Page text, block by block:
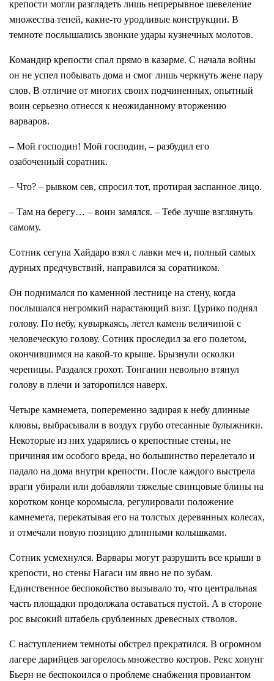
крепости могли разглядеть лишь непрерывное шевеление
множества теней, какие-то уродливые конструкции. В
темноте послышались звонкие удары кузнечных молотов.
Командир крепости спал прямо в казарме. С начала войны
он не успел побывать дома и смог лишь черкнуть жене пару
слов. В отличие от многих своих подчиненных, опытный
воин серьезно отнесся к неожиданному вторжению
варваров.
– Мой господин! Мой господин, – разбудил его
озабоченный соратник.
– Что? – рывком сев, спросил тот, протирая заспанное лицо.
– Там на берегу… – воин замялся. – Тебе лучше взглянуть
самому.
Сотник сегуна Хайдаро взял с лавки меч и, полный самых
дурных предчувствий, направился за соратником.
Он поднимался по каменной лестнице на стену, когда
послышался негромкий нарастающий визг. Цурико поднял
голову. По небу, кувыркаясь, летел камень величиной с
человеческую голову. Сотник проследил за его полетом,
окончившимся на какой-то крыше. Брызнули осколки
черепицы. Раздался грохот. Тонганин невольно втянул
голову в плечи и заторопился наверх.
Четыре камнемета, попеременно задирая к небу длинные
клювы, выбрасывали в воздух грубо отесанные булыжники.
Некоторые из них ударялись о крепостные стены, не
причиняя им особого вреда, но большинство перелетало и
падало на дома внутри крепости. После каждого выстрела
враги убирали или добавляли тяжелые свинцовые блины на
коротком конце коромысла, регулировали положение
камнемета, перекатывая его на толстых деревянных колесах,
и отмечали новую позицию длинными колышками.
Сотник усмехнулся. Варвары могут разрушить все крыши в
крепости, но стены Нагаси им явно не по зубам.
Единственное беспокойство вызывало то, что центральная
часть площадки продолжала оставаться пустой. А в стороне
рос высокий штабель срубленных древесных стволов.
С наступлением темноты обстрел прекратился. В огромном
лагере дарийцев загорелось множество костров. Рекс хонунг
Бьерн не беспокоился о проблеме снабжения провиантом